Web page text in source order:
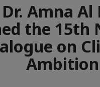
Dr. Amna
the 15th
on
Ambition